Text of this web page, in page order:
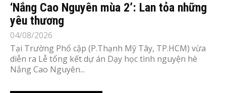
‘Nắng Cao Nguyên mùa 2’: Lan tỏa những
yêu thương
04/08/2026
Tại Trường Phổ cập (P.Thạnh Mỹ Tây, TP.HCM) vừa
diễn ra Lễ tổng kết dự án Dạy học tình nguyện hè
Nắng Cao Nguyên...